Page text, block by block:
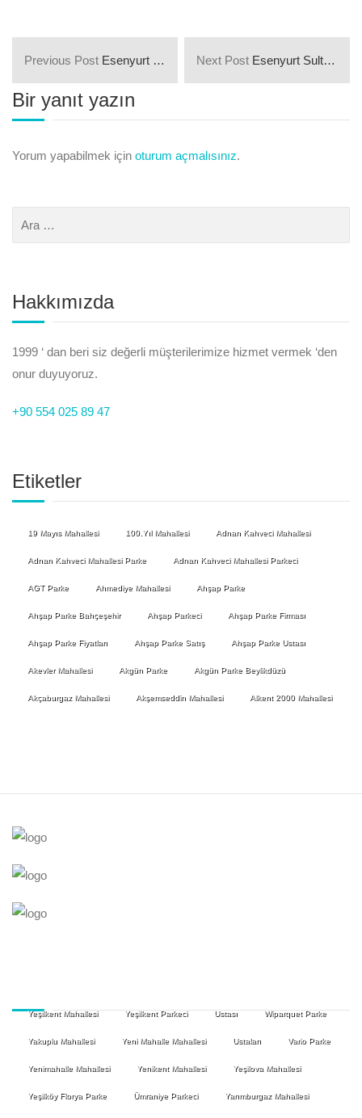
Previous Post Esenyurt Örnek Mahallesi Parkeciler ve Parke Ustaları Next Post Esenyurt Sultaniye Mahallesi Parkeciler ve Parke Ustaları
Bir yanıt yazın
Yorum yapabilmek için oturum açmalısınız.
Hakkımızda
1999 ‘ dan beri siz değerli müşterilerimize hizmet vermek ‘den
onur duyuyoruz.
+90 554 025 89 47
Etiketler
19 Mayıs Mahallesi 100.Yıl Mahallesi Adnan Kahveci Mahallesi
Adnan Kahveci Mahallesi Parke Adnan Kahveci Mahallesi Parkeci
AGT Parke Ahmediye Mahallesi Ahşap Parke
Ahşap Parke Bahçeşehir Ahşap Parkeci Ahşap Parke Firması
Ahşap Parke Fiyatları Ahşap Parke Satış Ahşap Parke Ustası
Akevler Mahallesi Akgün Parke Akgün Parke Beylikdüzü
Akçaburgaz Mahallesi Akşemseddin Mahallesi Alkent 2000 Mahallesi
Yeşilkent Mahallesi Yeşilkent Parkeci Ustası Wiparquet Parke
Yakuplu Mahallesi Yeni Mahalle Mahallesi Ustaları Vario Parke
Yenimahalle Mahallesi Yenikent Mahallesi Yeşilova Mahallesi
Yeşilköy Florya Parke Ümraniye Parkeci Yarımburgaz Mahallesi